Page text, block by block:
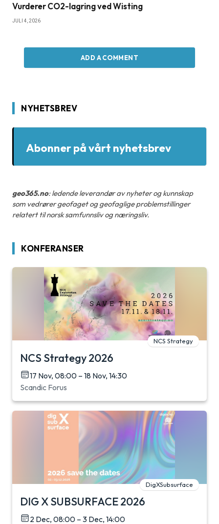
Vurderer CO2-lagring ved Wisting
JULI 4, 2026
ADD A COMMENT
NYHETSBREV
Abonner på vårt nyhetsbrev
geo365.no: ledende leverandør av nyheter og kunnskap
som vedrører geofaget og geofaglige problemstillinger
relatert til norsk samfunnsliv og næringsliv.
KONFERANSER
NCS Strategy
NCS Strategy 2026
17 Nov, 08:00 – 18 Nov, 14:30
Scandic Forus
DigXSubsurface
DIG X SUBSURFACE 2026
2 Dec, 08:00 – 3 Dec, 14:00